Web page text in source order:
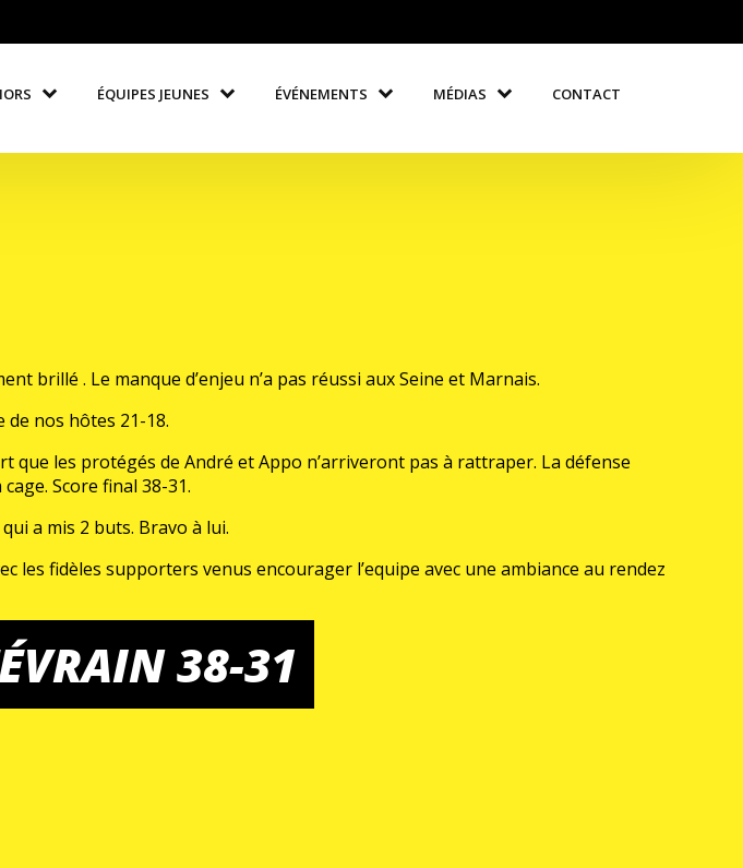
ÉQUIPES JEUNES ÉVÉNEMENTS MÉDIAS CONTACT
38-31
brillé . Le manque d’enjeu n’a pas réussi aux Seine et Marnais.
nos hôtes 21-18.
que les protégés de André et Appo n’arriveront pas à rattraper. La défense
Score final 38-31.
a mis 2 buts. Bravo à lui.
les fidèles supporters venus encourager l’equipe avec une ambiance au rendez